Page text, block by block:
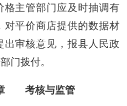
格主管部门应及时抽调有
对平价商店提供的数据材
出审核意见，报县人民政
门拨付。
考核与监管